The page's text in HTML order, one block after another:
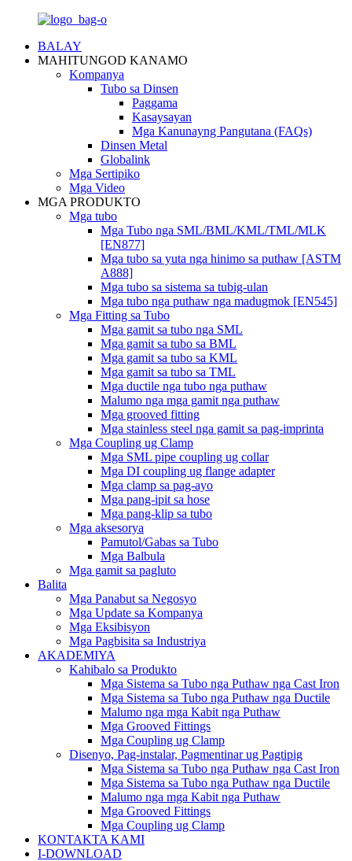
BALAY
MAHITUNGOD KANAMO
Kompanya
Tubo sa Dinsen
Paggama
Kasaysayan
Mga Kanunayng Pangutana (FAQs)
Dinsen Metal
Globalink
Mga Sertipiko
Mga Video
MGA PRODUKTO
Mga tubo
Mga Tubo nga SML/BML/KML/TML/MLK
[EN877]
Mga tubo sa yuta nga hinimo sa puthaw [ASTM
A888]
Mga tubo sa sistema sa tubig-ulan
Mga tubo nga puthaw nga madugmok [EN545]
Mga Fitting sa Tubo
Mga gamit sa tubo nga SML
Mga gamit sa tubo sa BML
Mga gamit sa tubo sa KML
Mga gamit sa tubo sa TML
Mga ductile nga tubo nga puthaw
Malumo nga mga gamit nga puthaw
Mga grooved fitting
Mga stainless steel nga gamit sa pag-imprinta
Mga Coupling ug Clamp
Mga SML pipe coupling ug collar
Mga DI coupling ug flange adapter
Mga clamp sa pag-ayo
Mga pang-ipit sa hose
Mga pang-klip sa tubo
Mga aksesorya
Pamutol/Gabas sa Tubo
Mga Balbula
Mga gamit sa pagluto
Balita
Mga Panabut sa Negosyo
Mga Update sa Kompanya
Mga Eksibisyon
Mga Pagbisita sa Industriya
AKADEMIYA
Kahibalo sa Produkto
Mga Sistema sa Tubo nga Puthaw nga Cast Iron
Mga Sistema sa Tubo nga Puthaw nga Ductile
Malumo nga mga Kabit nga Puthaw
Mga Grooved Fittings
Mga Coupling ug Clamp
Disenyo, Pag-instalar, Pagmentinar ug Pagtipig
Mga Sistema sa Tubo nga Puthaw nga Cast Iron
Mga Sistema sa Tubo nga Puthaw nga Ductile
Malumo nga mga Kabit nga Puthaw
Mga Grooved Fittings
Mga Coupling ug Clamp
KONTAKTA KAMI
I-DOWNLOAD